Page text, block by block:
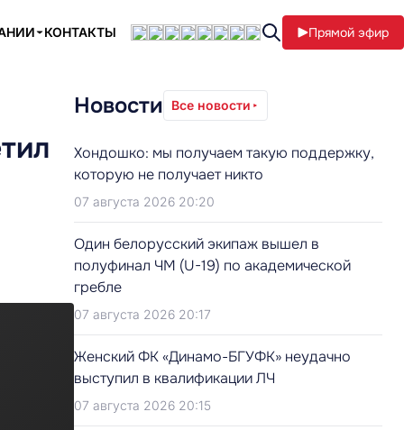
КОНТАКТЫ Прямой эфир
Новости Все новости
Хондошко: мы получаем такую поддержку,
которую не получает никто
07 августа 2026 20:20
Один белорусский экипаж вышел в
полуфинал ЧМ (U-19) по академической
гребле
07 августа 2026 20:17
Женский ФК «Динамо-БГУФК» неудачно
выступил в квалификации ЛЧ
07 августа 2026 20:15